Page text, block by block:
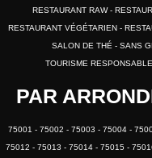
RESTAURANT RAW
RESTAURANT VÉGÉTARIEN
SALON DE THÉ
SANS
TOURISME RESPONSABLE
PAR
75001 75002 75003 75004
75012
75013 75014 75015